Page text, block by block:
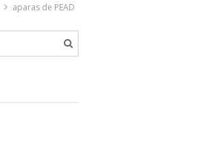
aparas de PEAD